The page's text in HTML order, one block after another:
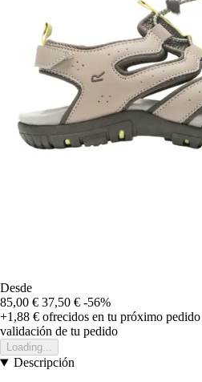
Desde
85,00 € 37,50 € -56%
+1,88 € ofrecidos en tu próximo pedido
validación de tu pedido
Loading...
Descripción